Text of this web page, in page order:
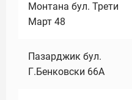
Монтана бул. Трети
Март 48
Пазарджик бул.
Г.Бенковски 66А